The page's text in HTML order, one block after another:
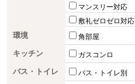
マンスリー対応
敷礼ゼロゼロ対応
環境 角部屋
キッチン ガスコンロ
バス・トイレ バス・トイレ別